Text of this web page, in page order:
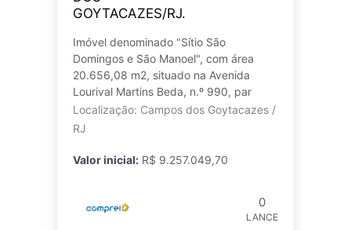
GOYTACAZES/RJ.
Imóvel denominado "Sítio São
Domingos e São Manoel", com área
20.656,08 m2, situado na Avenida
Lourival Martins Beda, n.º 990, par
Localização: Campos dos Goytacazes /
RJ
Valor inicial: R$ 9.257.049,70
0
LANCE